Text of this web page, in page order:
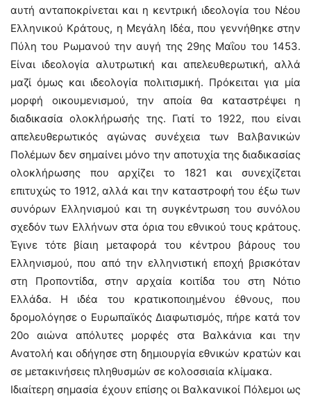
αυτή ανταποκρίνεται και η κεντρική ιδεολογία του Νέου
Ελληνικού Κράτους, η Μεγάλη Ιδέα, που γεννήθηκε στην
Πύλη του Ρωμανού την αυγή της 29ης Μαΐου του 1453.
Είναι ιδεολογία αλυτρωτική και απελευθερωτική, αλλά
μαζί όμως και ιδεολογία πολιτισμική. Πρόκειται για μία
μορφή οικουμενισμού, την αποία θα καταστρέψει η
διαδικασία ολοκλήρωσής της. Γιατί το 1922, που είναι
απελευθερωτικός αγώνας συνέχεια των Βαλβανικών
Πολέμων δεν σημαίνει μόνο την αποτυχία της διαδικασίας
ολοκλήρωσης που αρχίζει το 1821 και συνεχίζεται
επιτυχώς το 1912, αλλά και την καταστροφή του έξω των
συνόρων Ελληνισμού και τη συγκέντρωση του συνόλου
σχεδόν των Ελλήνων στα όρια του εθνικού τους κράτους.
Έγινε τότε βίαιη μεταφορά του κέντρου βάρους του
Ελληνισμού, που από την ελληνιστική εποχή βρισκόταν
στη Προποντίδα, στην αρχαία κοιτίδα του στη Νότιο
Ελλάδα. Η ιδέα του κρατικοποιημένου έθνους, που
δρομολόγησε ο Ευρωπαϊκός Διαφωτισμός, πήρε κατά τον
20ο αιώνα απόλυτες μορφές στα Βαλκάνια και την
Ανατολή και οδήγησε στη δημιουργία εθνικών κρατών και
σε μετακινήσεις πληθυσμών σε κολοσσιαία κλίμακα.
Ιδιαίτερη σημασία έχουν επίσης οι Βαλκανικοί Πόλεμοι ως